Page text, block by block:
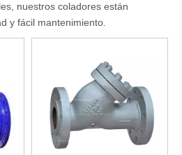
de compuerta WCB de gran
nuestros coladores están
y fácil mantenimiento.